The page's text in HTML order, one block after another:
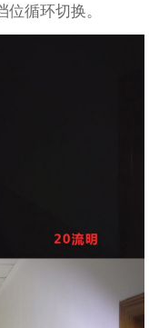
循环切换。